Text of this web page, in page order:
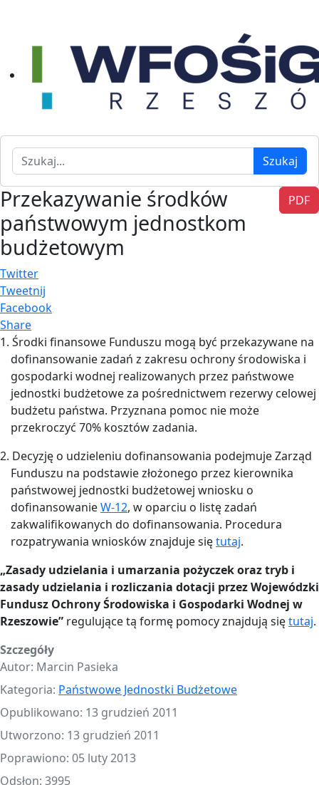
Szukaj Szukaj
PDF
Przekazywanie środków
państwowym jednostkom
budżetowym
Twitter
Tweetnij
Facebook
Share
1. Środki finansowe Funduszu mogą być przekazywane na
dofinansowanie zadań z zakresu ochrony środowiska i
gospodarki wodnej realizowanych przez państwowe
jednostki budżetowe za pośrednictwem rezerwy celowej
budżetu państwa. Przyznana pomoc nie może
przekroczyć 70% kosztów zadania.
2. Decyzję o udzieleniu dofinansowania podejmuje Zarząd
Funduszu na podstawie złożonego przez kierownika
państwowej jednostki budżetowej wniosku o
dofinansowanieW-12, w oparciu o listę zadań
zakwalifikowanych do dofinansowania. Procedura
rozpatrywania wniosków znajduje siętutaj.
„Zasady udzielania i umarzania pożyczek oraz tryb i
zasady udzielania i rozliczania dotacji przez Wojewódzki
Fundusz Ochrony Środowiska i Gospodarki Wodnej w
Rzeszowie” regulujące tą formę pomocy znajdują siętutaj.
Szczegóły
Autor: Marcin Pasieka
Kategoria: Państwowe Jednostki Budżetowe
Opublikowano: 13 grudzień 2011
Utworzono: 13 grudzień 2011
Poprawiono: 05 luty 2013
Odsłon: 3995